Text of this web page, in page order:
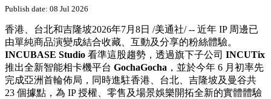
Publish date: 08 Jul 2026
香港、台北和吉隆坡2026年7月8日 /美通社/ -- 近年 IP 周邊已
由單純商品演變成結合收藏、互動及分享的粉絲體驗。
INCUBASE Studio 看準這股趨勢，透過旗下子公司 INCUTix
推出全新智能相卡機平台 GochaGocha ，並於今年 6 月初率先
完成亞洲首輪佈局， 同時進駐香港、台北、吉隆坡及曼谷共
23 個據點 ，為 IP 授權、零售及場景娛樂開拓全新的實體體驗